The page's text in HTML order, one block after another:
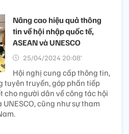
Nâng cao hiệu quả thông
tin về hội nhập quốc tế,
ASEAN và UNESCO
25/04/2024 20:08’
Hội nghị cung cấp thông tin,
tuyên truyền, góp phần tiếp
người dân về công tác hội
UNESCO, cũng như sự tham